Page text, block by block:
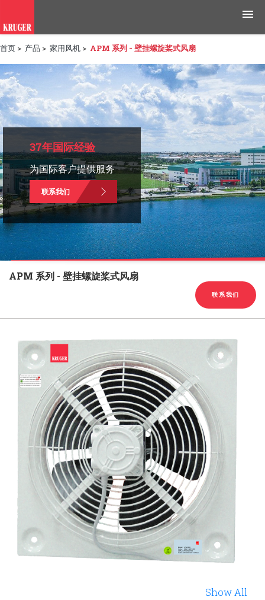
产品
应用领域
工具与资源
新闻媒体
为什么选择科禄格
招聘
联系我们
首页 > 产品 > 家用风机 > APM 系列 - 壁挂螺旋桨式风扇
37年国际经验
为国际客户提供服务
联系我们
APM 系列 - 壁挂螺旋桨式风扇
联系我们
Show All